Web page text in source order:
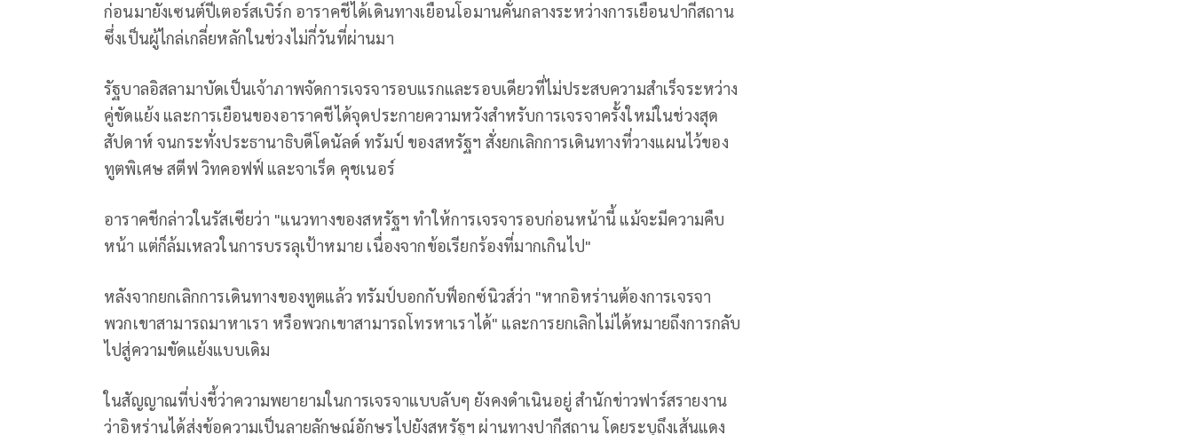
ก่อนมายังเซนต์ปีเตอร์สเบิร์ก อาราคชีได้เดินทางเยือนโอมานคั่นกลางระหว่างการเยือนปากีสถาน
ซึ่งเป็นผู้ไกล่เกลี่ยหลักในช่วงไม่กี่วันที่ผ่านมา
รัฐบาลอิสลามาบัดเป็นเจ้าภาพจัดการเจรจารอบแรกและรอบเดียวที่ไม่ประสบความสำเร็จระหว่าง
คู่ขัดแย้ง และการเยือนของอาราคชีได้จุดประกายความหวังสำหรับการเจรจาครั้งใหม่ในช่วงสุด
สัปดาห์ จนกระทั่งประธานาธิบดีโดนัลด์ ทรัมป์ ของสหรัฐฯ สั่งยกเลิกการเดินทางที่วางแผนไว้ของ
ทูตพิเศษ สตีฟ วิทคอฟฟ์ และจาเร็ด คุชเนอร์
อาราคชีกล่าวในรัสเซียว่า "แนวทางของสหรัฐฯ ทำให้การเจรจารอบก่อนหน้านี้ แม้จะมีความคืบ
หน้า แต่ก็ล้มเหลวในการบรรลุเป้าหมาย เนื่องจากข้อเรียกร้องที่มากเกินไป"
หลังจากยกเลิกการเดินทางของทูตแล้ว ทรัมป์บอกกับฟ็อกซ์นิวส์ว่า "หากอิหร่านต้องการเจรจา
พวกเขาสามารถมาหาเรา หรือพวกเขาสามารถโทรหาเราได้" และการยกเลิกไม่ได้หมายถึงการกลับ
ไปสู่ความขัดแย้งแบบเดิม
ในสัญญาณที่บ่งชี้ว่าความพยายามในการเจรจาแบบลับๆ ยังคงดำเนินอยู่ สำนักข่าวฟาร์สรายงาน
ว่าอิหร่านได้ส่งข้อความเป็นลายลักษณ์อักษรไปยังสหรัฐฯ ผ่านทางปากีสถาน โดยระบุถึงเส้นแดง